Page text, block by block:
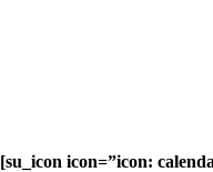
[su_icon icon=”icon: